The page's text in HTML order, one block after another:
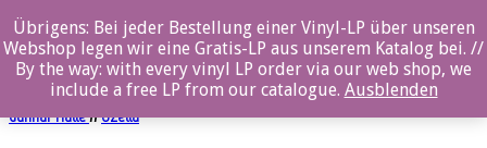
0%
Halle’s Planet
Gunnar Halle//Ozella
Übrigens: Bei jeder Bestellung einer Vinyl-LP über unseren
Webshop legen wir eine Gratis-LP aus unserem Katalog bei. //
By the way: with every vinyl LP order via our web shop, we
include a free LP from our catalogue. Ausblenden